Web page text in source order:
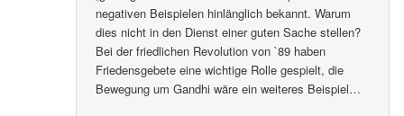
negativen Beispielen hinlänglich bekannt. Warum
dies nicht in den Dienst einer guten Sache stellen?
Bei der friedlichen Revolution von `89 haben
Friedensgebete eine wichtige Rolle gespielt, die
Bewegung um Gandhi wäre ein weiteres Beispiel…